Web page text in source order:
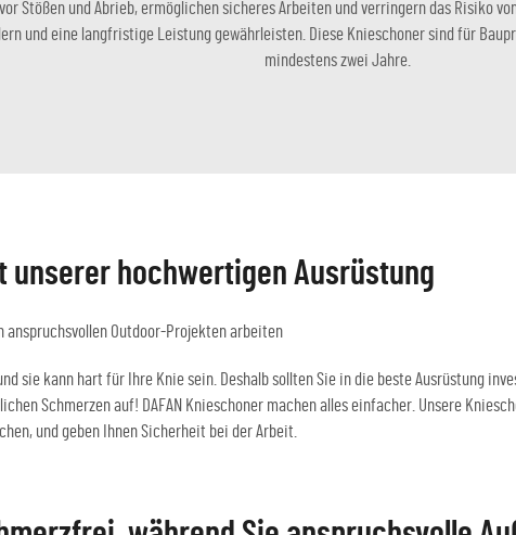
Stößen und Abrieb, ermöglichen sicheres Arbeiten und verringern das Risiko
und eine langfristige Leistung gewährleisten. Diese Knieschoner sind für
mindestens zwei Jahre.
unserer hochwertigen Ausrüstung
anspruchsvollen Outdoor-Projekten arbeiten
sie kann hart für Ihre Knie sein. Deshalb sollten Sie in die beste Ausrüstung
Schmerzen auf! DAFAN Knieschoner machen alles einfacher. Unsere
und geben Ihnen Sicherheit bei der Arbeit.